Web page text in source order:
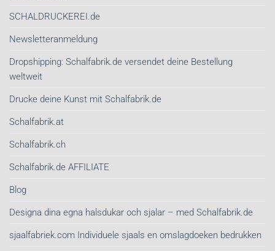
SCHALDRUCKEREI.de
Newsletteranmeldung
Dropshipping: Schalfabrik.de versendet deine Bestellung
weltweit
Drucke deine Kunst mit Schalfabrik.de
Schalfabrik.at
Schalfabrik.ch
Schalfabrik.de AFFILIATE
Blog
Designa dina egna halsdukar och sjalar – med Schalfabrik.de
sjaalfabriek.com Individuele sjaals en omslagdoeken bedrukken